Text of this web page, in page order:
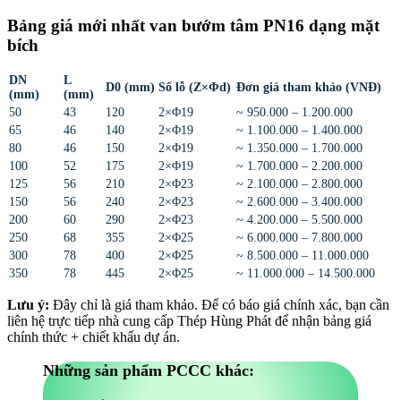
Bảng giá mới nhất van bướm tâm PN16 dạng mặt
bích
DN
(mm)
L
(mm)
D0 (mm) Số lỗ (Z×Φd) Đơn giá tham khảo (VNĐ)
50
43 120 2×Φ19
~ 950.000 – 1.200.000
65
46 140 2×Φ19
~ 1.100.000 – 1.400.000
80
46 150 2×Φ19
~ 1.350.000 – 1.700.000
100
52 175 2×Φ19
~ 1.700.000 – 2.200.000
125
56 210 2×Φ23
~ 2.100.000 – 2.800.000
150
56 240 2×Φ23
~ 2.600.000 – 3.400.000
200
60 290 2×Φ23
~ 4.200.000 – 5.500.000
250
68 355 2×Φ25
~ 6.000.000 – 7.800.000
300
78 400 2×Φ25
~ 8.500.000 – 11.000.000
350
78 445 2×Φ25 ~ 11.000.000 – 14.500.000
Lưu ý: Đây chỉ là giá tham khảo. Để có báo giá chính xác, bạn cần
liên hệ trực tiếp nhà cung cấp Thép Hùng Phát để nhận bảng giá
chính thức + chiết khấu dự án.
Những sản phẩm PCCC khác: